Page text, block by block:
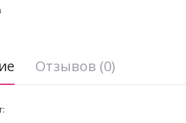
Отзывов (0)